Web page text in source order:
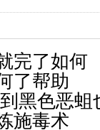
完了如何
了帮助
黑色恶蛆
施毒术